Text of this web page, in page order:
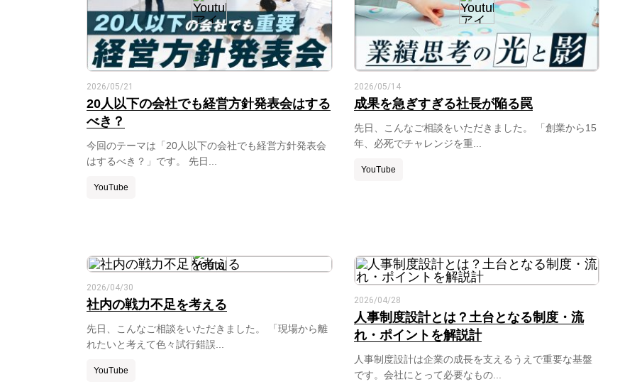
2026/05/21
20人以下の会社でも経営方針発表会はする
べき？
今回のテーマは「20人以下の会社でも経営方針発表会
はするべき？」です。 先日...
YouTube
2026/05/14
成果を急ぎすぎる社長が陥る罠
先日、こんなご相談をいただきました。 「創業から15
年、必死でチャレンジを重...
YouTube
2026/04/30
社内の戦力不足を考える
先日、こんなご相談をいただきました。 「現場から離
れたいと考えて色々試行錯誤...
YouTube
2026/04/28
人事制度設計とは？土台となる制度・流
れ・ポイントを解説計
人事制度設計は企業の成長を支えるうえで重要な基盤
です。会社にとって必要なもの...